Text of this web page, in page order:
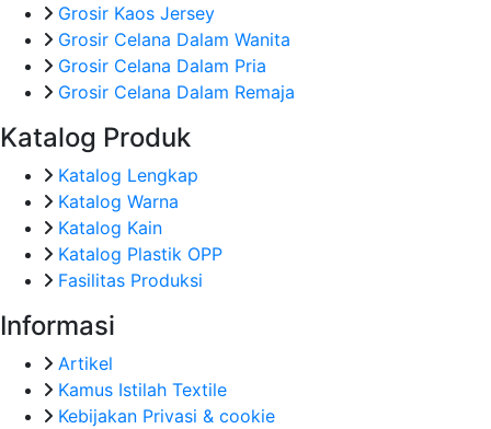
Grosir Kaos Jersey
Grosir Celana Dalam Wanita
Grosir Celana Dalam Pria
Grosir Celana Dalam Remaja
Katalog Produk
Katalog Lengkap
Katalog Warna
Katalog Kain
Katalog Plastik OPP
Fasilitas Produksi
Informasi
Artikel
Kamus Istilah Textile
Kebijakan Privasi & cookie